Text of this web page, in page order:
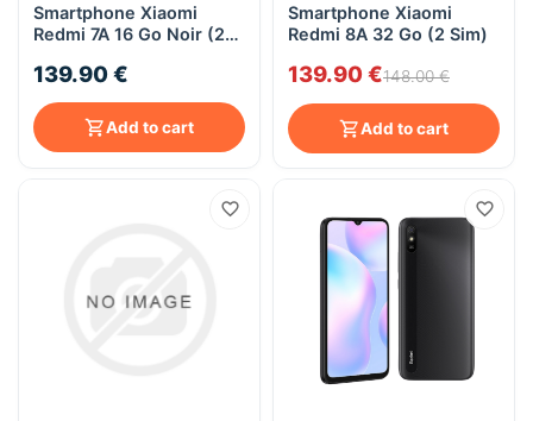
Smartphone Xiaomi
Redmi 7A 16 Go Noir (2
139.90 €
Add to cart
Smartphone Xiaomi
Redmi 8A 32 Go (2 Sim)
139.90 €148.00 €
Add to cart